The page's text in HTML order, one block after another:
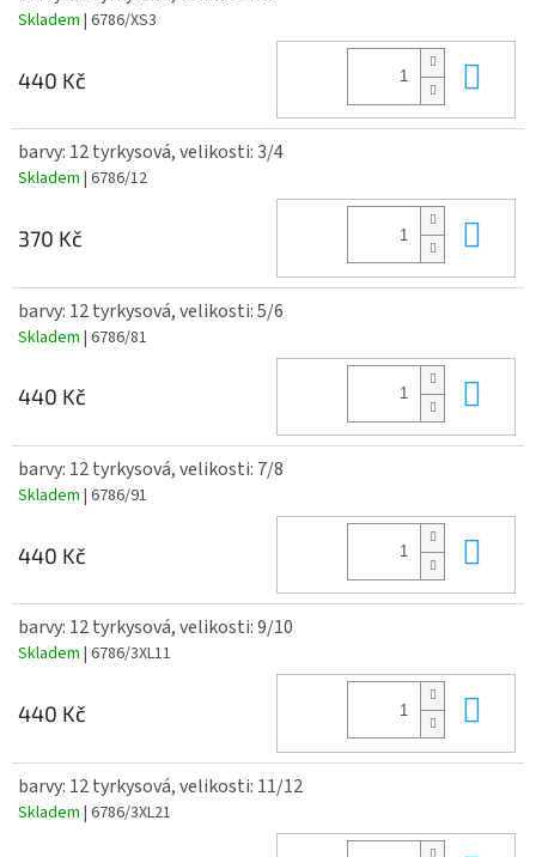
Skladem | 6786/XS3
440 Kč
barvy: 12 tyrkysová, velikosti: 3/4
Skladem | 6786/12
370 Kč
barvy: 12 tyrkysová, velikosti: 5/6
Skladem | 6786/81
440 Kč
barvy: 12 tyrkysová, velikosti: 7/8
Skladem | 6786/91
440 Kč
barvy: 12 tyrkysová, velikosti: 9/10
Skladem | 6786/3XL11
440 Kč
barvy: 12 tyrkysová, velikosti: 11/12
Skladem | 6786/3XL21